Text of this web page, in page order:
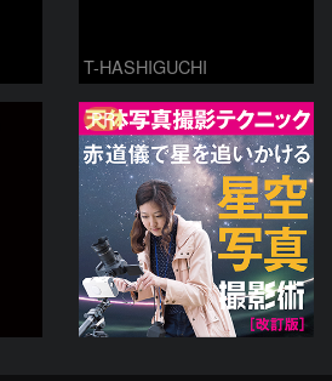
T-HASHIGUCHI
PR